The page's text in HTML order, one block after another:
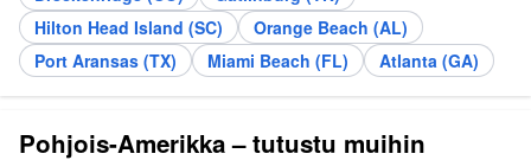
Hilton Head Island (SC)
Orange Beach (AL)
Port Aransas (TX)
Miami Beach (FL) Atlanta (GA)
Pohjois-Amerikka – tutustu muihin